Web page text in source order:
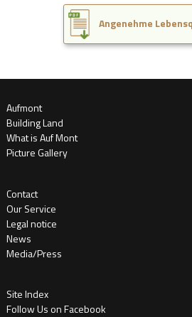
Angenehme
Aufmont
Building Land
What is Auf Mont
Picture Gallery
Contact
Our Service
Legal notice
News
Media/Press
Site Index
Follow Us on Facebook